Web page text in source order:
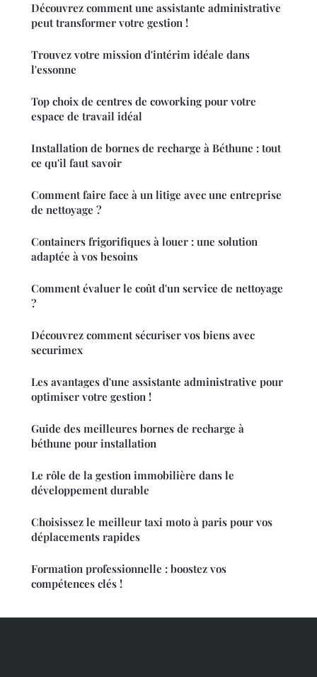
Découvrez comment une assistante administrative
peut transformer votre gestion !
Trouvez votre mission d'intérim idéale dans
l'essonne
Top choix de centres de coworking pour votre
espace de travail idéal
Installation de bornes de recharge à Béthune : tout
ce qu'il faut savoir
Comment faire face à un litige avec une entreprise
de nettoyage ?
Containers frigorifiques à louer : une solution
adaptée à vos besoins
Comment évaluer le coût d'un service de nettoyage
?
Découvrez comment sécuriser vos biens avec
securimex
Les avantages d'une assistante administrative pour
optimiser votre gestion !
Guide des meilleures bornes de recharge à
béthune pour installation
Le rôle de la gestion immobilière dans le
développement durable
Choisissez le meilleur taxi moto à paris pour vos
déplacements rapides
Formation professionnelle : boostez vos
compétences clés !